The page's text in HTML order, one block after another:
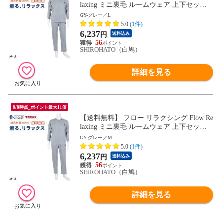
laxing ミニ裏毛 ルームウェア 上下セット
メンズ 血行促進 セットアップ テラックス
パジャマ
GY-グレー／L
5.0 (1件)
6,237 円 送料込み
56
SHIROHATO（白鳩）
詳細を見る
8/8時点_ポイント最大11倍
【送料無料】 フロー リラクシング Flow Re
laxing ミニ裏毛 ルームウェア 上下セット
メンズ 血行促進 セットアップ テラックス
パジャマ
GY-グレー／M
5.0 (1件)
6,237 円 送料込み
56
SHIROHATO（白鳩）
詳細を見る